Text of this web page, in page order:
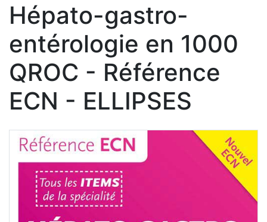
Hépato-gastro-
entérologie en 1000
QROC - Référence
ECN - ELLIPSES